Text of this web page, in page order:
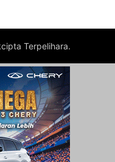
Terpelihara.